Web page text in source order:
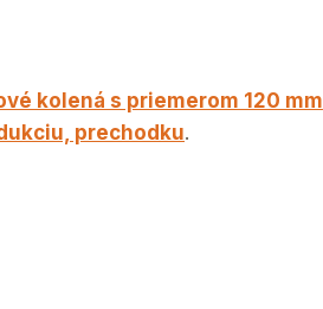
kolená s priemerom 120 mm
prechodku.